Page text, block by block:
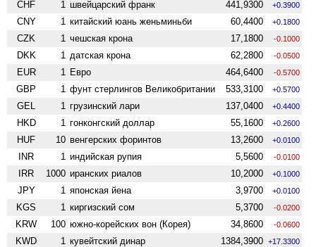
CHF 1 швейцарский франк 441,9300 +0.3900
CNY 1 китайский юань женьминьби 60,4400 +0.1800
CZK 1 чешская крона 17,1800 -0.1000
DKK 1 датская крона 62,2800 -0.0500
EUR 1 Евро 464,6400 -0.5700
GBP 1 фунт стерлингов Велико­британии 533,3100 +0.5700
GEL 1 грузинский лари 137,0400 +0.4400
HKD 1 гонконгский доллар 55,1600 +0.2600
HUF 10 венгерских форинтов 13,2600 +0.0100
INR 1 индийская рупия 5,5600 -0.0100
IRR 1000 иранских риалов 10,2000 +0.1000
JPY 1 японская йена 3,9700 +0.0100
KGS 1 киргизский сом 5,3700 -0.0200
KRW 100 южно-корейских вон (Корея) 34,8600 -0.0600
KWD 1 кувейтский динар 1384,3900 +17.3300